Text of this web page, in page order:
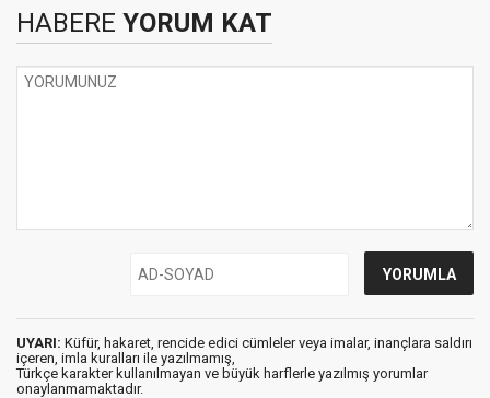
HABERE YORUM KAT
UYARI: Küfür, hakaret, rencide edici cümleler veya imalar, inançlara saldırı
içeren, imla kuralları ile yazılmamış,
Türkçe karakter kullanılmayan ve büyük harflerle yazılmış yorumlar
onaylanmamaktadır.